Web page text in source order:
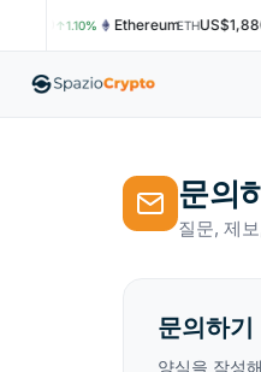
↑1.10% EthereumETH
문의
질문, 제
문의하기
양식을 작성